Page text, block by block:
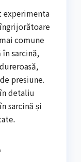
comune
sarcină,
presiune.
detaliu
sarcină și